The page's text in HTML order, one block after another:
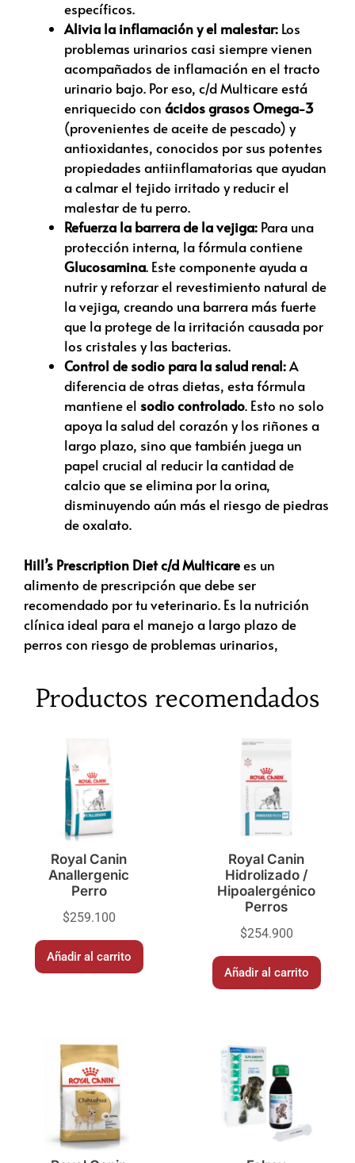
específicos.
Alivia la inflamación y el malestar: Los
problemas urinarios casi siempre vienen
acompañados de inflamación en el tracto
urinario bajo. Por eso, c/d Multicare está
enriquecido con ácidos grasos Omega-3
(provenientes de aceite de pescado) y
antioxidantes, conocidos por sus potentes
propiedades antiinflamatorias que ayudan
a calmar el tejido irritado y reducir el
malestar de tu perro.
Refuerza la barrera de la vejiga: Para una
protección interna, la fórmula contiene
Glucosamina. Este componente ayuda a
nutrir y reforzar el revestimiento natural de
la vejiga, creando una barrera más fuerte
que la protege de la irritación causada por
los cristales y las bacterias.
Control de sodio para la salud renal:A
diferencia de otras dietas, esta fórmula
mantiene el sodio controlado. Esto no solo
apoya la salud del corazón y los riñones a
largo plazo, sino que también juega un
papel crucial al reducir la cantidad de
calcio que se elimina por la orina,
disminuyendo aún más el riesgo de piedras
de oxalato.
Hill’s Prescription Diet c/d Multicarees un
alimento de prescripción que debe ser
recomendado por tu veterinario. Es la nutrición
clínica ideal para el manejo a largo plazo de
perros con riesgo de problemas urinarios,
Productos recomendados
Royal Canin
Anallergenic
Perro
$259.100
Añadir al carrito
Royal Canin
Hidrolizado /
Hipoalergénico
Perros
$254.900
Añadir al carrito